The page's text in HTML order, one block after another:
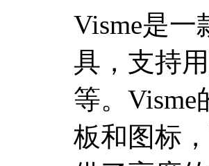
Visme是
具，支持
等。
板和图标